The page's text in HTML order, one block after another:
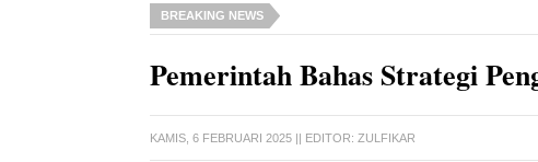
BREAKING NEWS
Pemerintah Bahas Strategi
KAMIS, 6 FEBRUARI 2025 || EDITOR: ZULFIKAR